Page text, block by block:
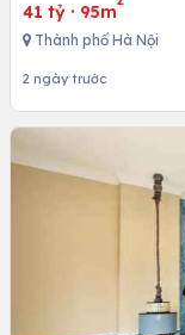
41 tỷ · 95m
Thành phố Hà Nội
2 ngày trước